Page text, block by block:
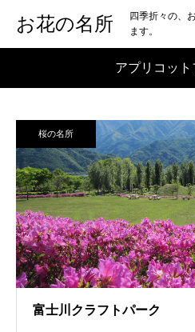
お花の名所
四季折々の、
ます。
アプリコット
桜の名所
富士川クラフトパーク